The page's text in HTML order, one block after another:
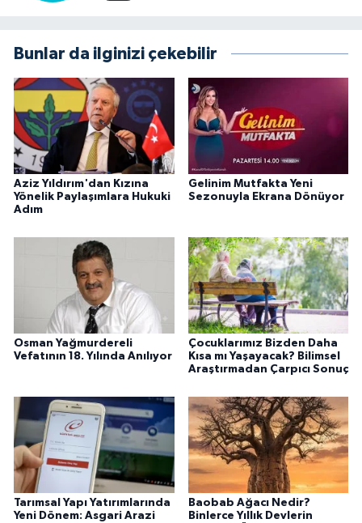
Bunlar da ilginizi çekebilir
Aziz Yıldırım'dan Kızına
Yönelik Paylaşımlara Hukuki
Adım
Gelinim Mutfakta Yeni
Sezonuyla Ekrana Dönüyor
Osman Yağmurdereli
Vefatının 18. Yılında Anılıyor
Çocuklarımız Bizden Daha
Kısa mı Yaşayacak? Bilimsel
Araştırmadan Çarpıcı Sonuç
Tarımsal Yapı Yatırımlarında
Yeni Dönem: Asgari Arazi
Baobab Ağacı Nedir?
Binlerce Yıllık Devlerin